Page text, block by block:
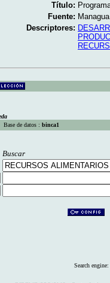
Título:
Fuente:
Descriptores:
Base de datos : binca1
Buscar
Search engine: